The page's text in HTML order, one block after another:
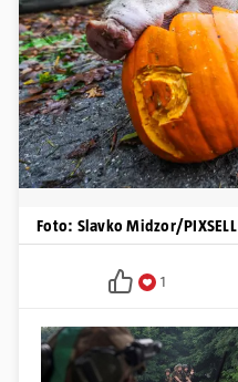
Foto: Slavko Midzor/PIXSELL
1